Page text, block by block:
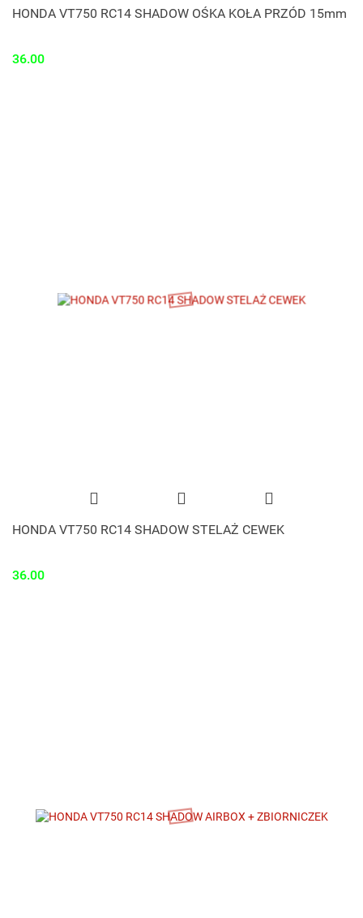
HONDA VT750 RC14 SHADOW OŚKA KOŁA PRZÓD 15mm
36.00
HONDA VT750 RC14 SHADOW STELAŻ CEWEK
36.00